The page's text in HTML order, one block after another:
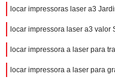
locar impressoras laser a3
locar impressora laser a3 valor
locar impressora a laser para
locar impressora a laser para